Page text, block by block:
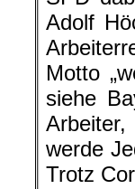
Adolf
Motto
siehe
werde
Trotz